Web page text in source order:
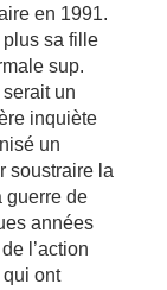
en 1991.
sa fille
sup.
un
inquiète
un
soustraire la
guerre de
années
l’action
ont